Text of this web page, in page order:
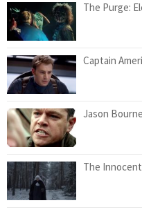
The Purge:
Captain
Jason
The